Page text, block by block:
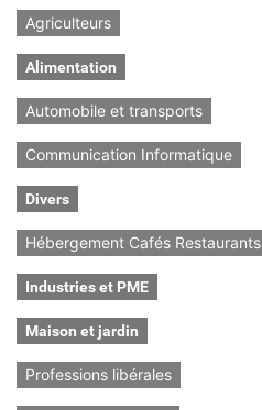
Agriculteurs
Alimentation
Automobile et transports
Communication Informatique
Divers
Hébergement Cafés Restaurants
Industries et PME
Maison et jardin
Professions libérales